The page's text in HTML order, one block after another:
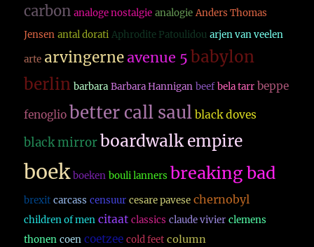
carbon analoge nostalgie analogie Anders Thomas
Jensen antal dorati Aphrodite Patoulidou arjen van veelen
arte arvingerne avenue 5 babylon
berlin barbara Barbara Hannigan beef bela tarr beppe
fenoglio better call saul black doves
black mirror boardwalk empire
boek boeken bouli lanners breaking bad
brexit carcass censuur cesare pavese chernobyl
children of men citaat classics claude vivier clemens
thonen coen coetzee cold feet column